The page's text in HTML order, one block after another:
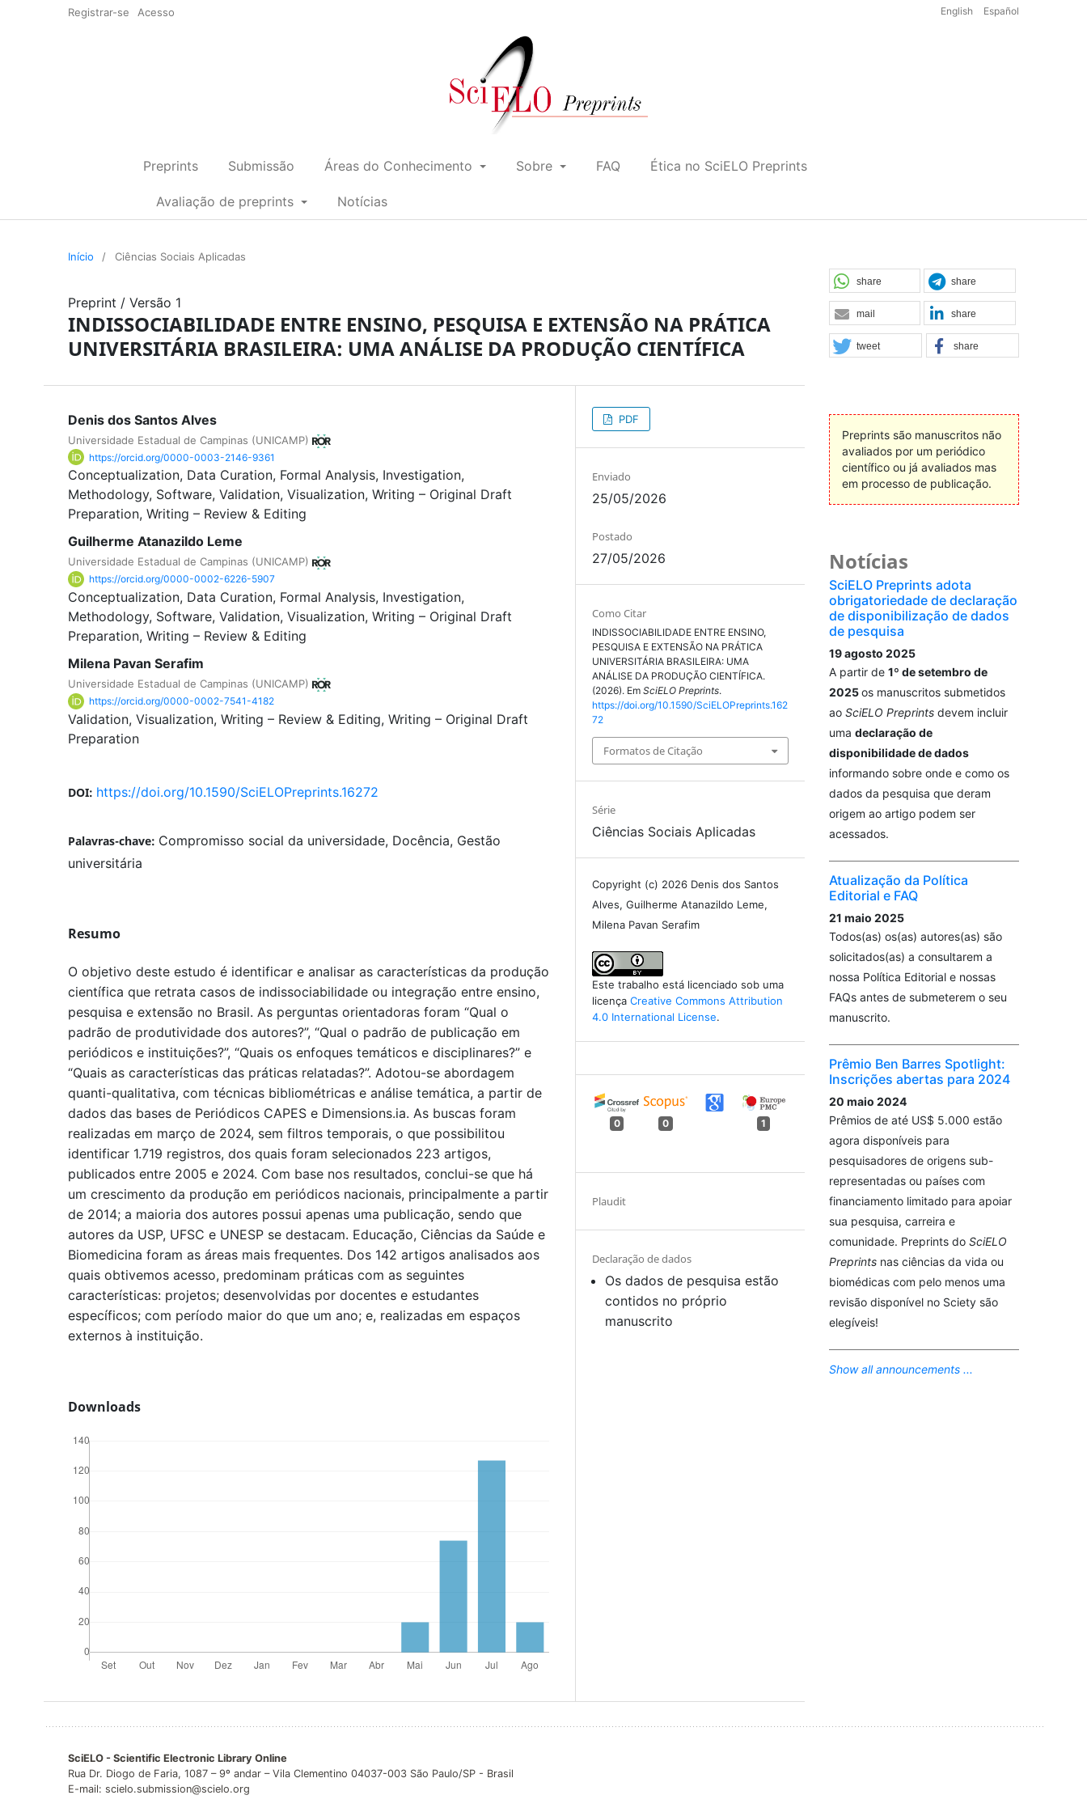
Registrar-se Acesso English Español
Preprints Submissão Áreas do Conhecimento Sobre FAQ Ética no SciELO Preprints
Avaliação de preprints Notícias
Início / Ciências Sociais Aplicadas
Preprint / Versão 1
INDISSOCIABILIDADE ENTRE ENSINO, PESQUISA E EXTENSÃO NA PRÁTICA
UNIVERSITÁRIA BRASILEIRA: UMA ANÁLISE DA PRODUÇÃO CIENTÍFICA
Denis dos Santos Alves
Universidade Estadual de Campinas (UNICAMP)
https://orcid.org/0000-0003-2146-9361
Conceptualization Data Curation Formal Analysis Investigation
Methodology Software Validation Visualization Writing – Original Draft
Preparation Writing – Review & Editing
Guilherme Atanazildo Leme
Universidade Estadual de Campinas (UNICAMP)
https://orcid.org/0000-0002-6226-5907
Conceptualization Data Curation Formal Analysis Investigation
Methodology Software Validation Visualization Writing – Original Draft
Preparation Writing – Review & Editing
Milena Pavan Serafim
Universidade Estadual de Campinas (UNICAMP)
https://orcid.org/0000-0002-7541-4182
Validation Visualization Writing – Review & Editing Writing – Original Draft
Preparation
DOI: https://doi.org/10.1590/SciELOPreprints.16272
Palavras-chave: Compromisso social da universidade, Docência, Gestão
universitária
Resumo
O objetivo deste estudo é identificar e analisar as características da produção
científica que retrata casos de indissociabilidade ou integração entre ensino,
pesquisa e extensão no Brasil. As perguntas orientadoras foram “Qual o
padrão de produtividade dos autores?”, “Qual o padrão de publicação em
periódicos e instituições?”, “Quais os enfoques temáticos e disciplinares?” e
“Quais as características das práticas relatadas?”. Adotou-se abordagem
quanti-qualitativa, com técnicas bibliométricas e análise temática, a partir de
dados das bases de Periódicos CAPES e Dimensions.ia. As buscas foram
realizadas em março de 2024, sem filtros temporais, o que possibilitou
identificar 1.719 registros, dos quais foram selecionados 223 artigos,
publicados entre 2005 e 2024. Com base nos resultados, conclui-se que há
um crescimento da produção em periódicos nacionais, principalmente a partir
de 2014; a maioria dos autores possui apenas uma publicação, sendo que
autores da USP, UFSC e UNESP se destacam. Educação, Ciências da Saúde e
Biomedicina foram as áreas mais frequentes. Dos 142 artigos analisados aos
quais obtivemos acesso, predominam práticas com as seguintes
características: projetos; desenvolvidas por docentes e estudantes
específicos; com período maior do que um ano; e, realizadas em espaços
externos à instituição.
Downloads
PDF
Enviado
25/05/2026
Postado
27/05/2026
Como Citar
INDISSOCIABILIDADE ENTRE ENSINO,
PESQUISA E EXTENSÃO NA PRÁTICA
UNIVERSITÁRIA BRASILEIRA: UMA
ANÁLISE DA PRODUÇÃO CIENTÍFICA.
(2026). EmSciELO Preprints.
https://doi.org/10.1590/SciELOPreprints.162
72
Formatos de Citação
Série
Ciências Sociais Aplicadas
Copyright (c) 2026 Denis dos Santos
Alves, Guilherme Atanazildo Leme,
Milena Pavan Serafim
Este trabalho está licenciado sob uma
licençaCreative Commons Attribution
4.0 International License.
0 0 1
Plaudit
Declaração de dados
Os dados de pesquisa estão
contidos no próprio
manuscrito
share share
mail share
tweet share
Preprints são manuscritos não
avaliados por um periódico
científico ou já avaliados mas
em processo de publicação.
Notícias
SciELO Preprints adota
obrigatoriedade de declaração
de disponibilização de dados
de pesquisa
19 agosto 2025
A partir de 1º de setembro de
2025os manuscritos submetidos
ao SciELO Preprintsdevem incluir
uma declaração de
disponibilidade de dados
informando sobre onde e como os
dados da pesquisa que deram
origem ao artigo podem ser
acessados.
Atualização da Política
Editorial e FAQ
21 maio 2025
Todos(as) os(as) autores(as) são
solicitados(as) a consultarem a
nossa Política Editorial e nossas
FAQs antes de submeterem o seu
manuscrito.
Prêmio Ben Barres Spotlight:
Inscrições abertas para 2024
20 maio 2024
Prêmios de até US$ 5.000 estão
agora disponíveis para
pesquisadores de origens sub-
representadas ou países com
financiamento limitado para apoiar
sua pesquisa, carreira e
comunidade. Preprints do SciELO
Preprintsnas ciências da vida ou
biomédicas com pelo menos uma
revisão disponível no Sciety são
elegíveis!
Show all announcements ...
SciELO - Scientific Electronic Library Online
Rua Dr. Diogo de Faria, 1087 – 9º andar – Vila Clementino 04037-003 São Paulo/SP - Brasil
E-mail: scielo.submission@scielo.org